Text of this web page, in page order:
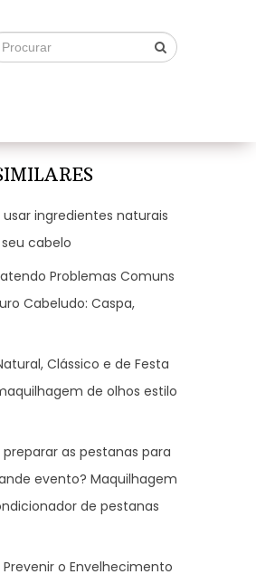
ingredientes naturais
cabelo
Problemas Comuns
Cabeludo: Caspa,
Clássico e de Festa
de olhos estilo
as pestanas para
evento? Maquilhagem
de pestanas
o Envelhecimento